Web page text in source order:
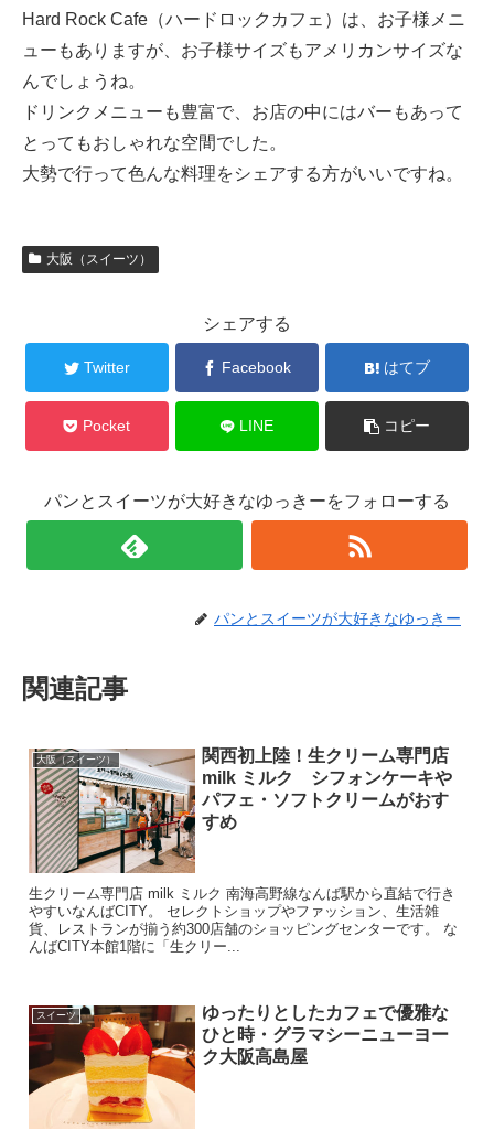
Hard Rock Cafe（ハードロックカフェ）は、お子様メニ
ューもありますが、お子様サイズもアメリカンサイズな
んでしょうね。
ドリンクメニューも豊富で、お店の中にはバーもあって
とってもおしゃれな空間でした。
大勢で行って色んな料理をシェアする方がいいですね。
大阪（スイーツ）
シェアする
Twitter Facebook はてブ
Pocket LINE コピー
パンとスイーツが大好きなゆっきーをフォローする
パンとスイーツが大好きなゆっきー
関連記事
大阪（スイーツ）
関西初上陸！生クリーム専門店
milk ミルク シフォンケーキや
パフェ・ソフトクリームがおす
すめ
生クリーム専門店 milk ミルク 南海高野線なんば駅から直結で行き
やすいなんばCITY。 セレクトショップやファッション、生活雑
貨、レストランが揃う約300店舗のショッピングセンターです。 な
んばCITY本館1階に「生クリー...
スイーツ
ゆったりとしたカフェで優雅な
ひと時・グラマシーニューヨー
ク大阪高島屋